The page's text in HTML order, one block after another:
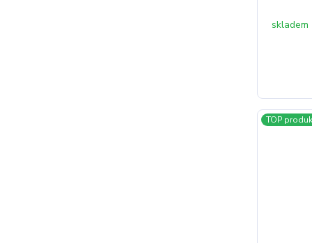
skladem
TOP